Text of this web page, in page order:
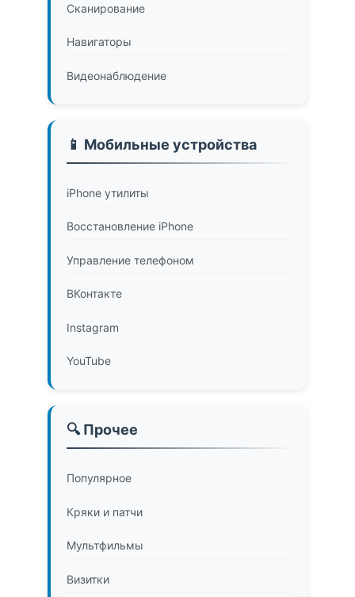
Сканирование
Навигаторы
Видеонаблюдение
📱 Мобильные устройства
iPhone утилиты
Восстановление iPhone
Управление телефоном
ВКонтакте
Instagram
YouTube
🔍 Прочее
Популярное
Кряки и патчи
Мультфильмы
Визитки